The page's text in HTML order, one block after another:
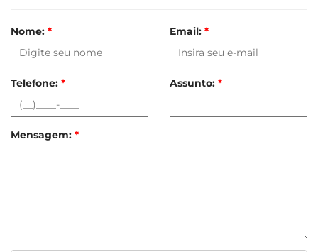
Nome: * Email: *
Telefone: * Assunto: *
Mensagem: *